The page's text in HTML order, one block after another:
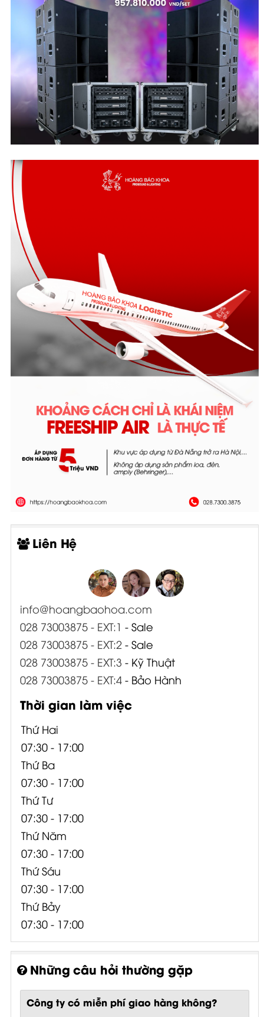
Liên Hệ
info@hoangbaohoa.com
028 73003875 - EXT:1 - Sale
028 73003875 - EXT:2- Sale
028 73003875 - EXT:3 - Kỹ Thuật
028 73003875 - EXT:4- Bảo Hành
Thời gian làm việc
Thứ Hai
07:30 - 17:00
Thứ Ba
07:30 - 17:00
Thứ Tư
07:30 - 17:00
Thứ Năm
07:30 - 17:00
Thứ Sáu
07:30 - 17:00
Thứ Bảy
07:30 - 17:00
Những câu hỏi thường gặp
Công ty có miễn phí giao hàng không?